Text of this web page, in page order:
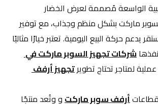
هذه الوحدة الخشبية الواسعة مُصممة لعرض الخضار
والفاكهة داخل السوبر ماركت بشكل منظم وجذاب، مع توفير
شركات تجهيز السوبر ماركت في
لمتاجر تحتاج تطوير
تجهيز أرفف
أرفف سوبر ماركت